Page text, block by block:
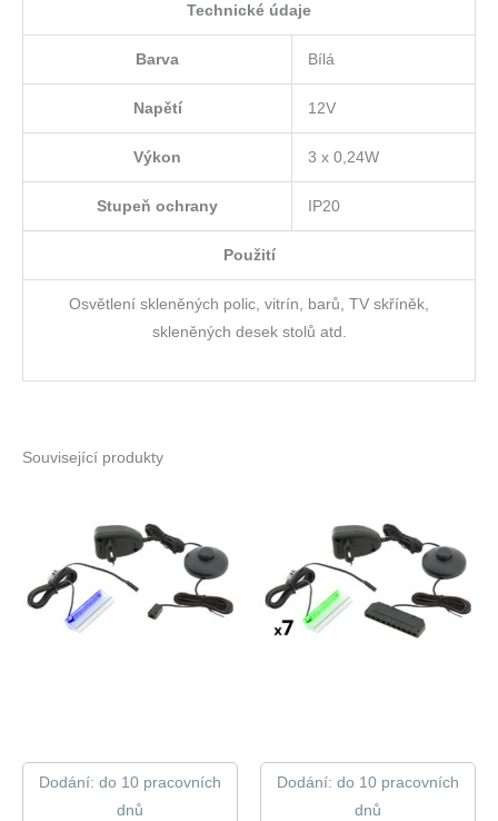
Technické údaje
Barva Bílá
Napětí 12V
Výkon 3 x 0,24W
Stupeň ochrany IP20
Použití
Osvětlení skleněných polic, vitrín, barů, TV skříněk,
skleněných desek stolů atd.
Související produkty
Dodání: do 10 pracovních
dnů
Dodání: do 10 pracovních
dnů